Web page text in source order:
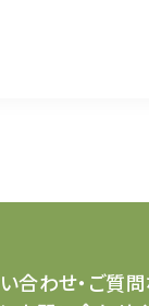
合わせ・ご質